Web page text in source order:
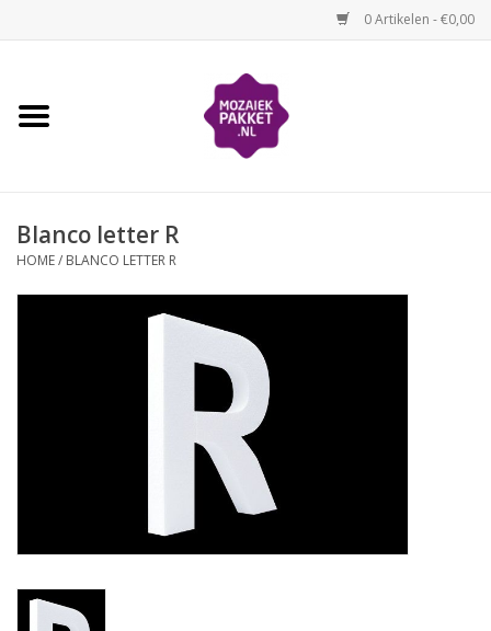
0 Artikelen - €0,00
Home
Volwassenen
Losse mozaïekmaterialen
Klantbeoordelingen
Wie zijn wij?
Blanco letter R
HOME/ BLANCO LETTER R